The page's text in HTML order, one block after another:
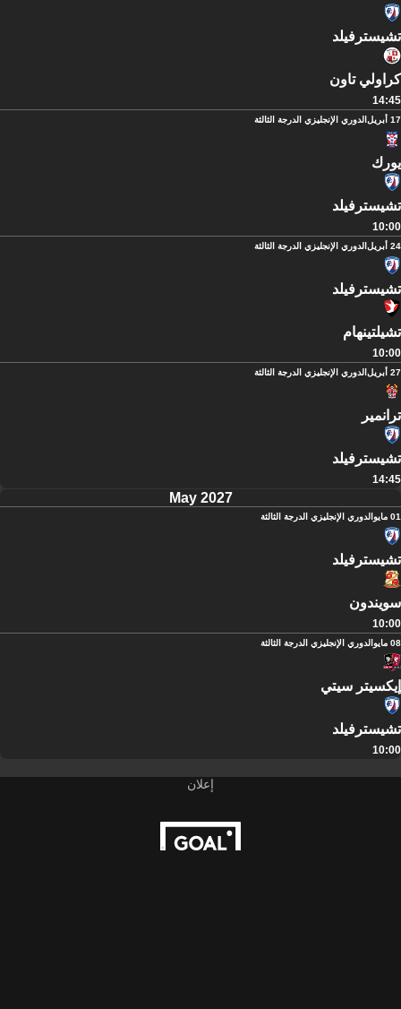
تشيسترفيلد
كراولي تاون
14:45
17 أبريل الدوري الإنجليزي الدرجة الثالثة
يورك
تشيسترفيلد
10:00
24 أبريل الدوري الإنجليزي الدرجة الثالثة
تشيسترفيلد
تشيلتينهام
10:00
27 أبريل الدوري الإنجليزي الدرجة الثالثة
ترانمير
تشيسترفيلد
14:45
May 2027
01 مايو الدوري الإنجليزي الدرجة الثالثة
تشيسترفيلد
سويندون
10:00
08 مايو الدوري الإنجليزي الدرجة الثالثة
إيكسيتر سيتي
تشيسترفيلد
10:00